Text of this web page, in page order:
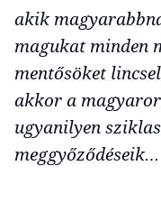
akik
magukat minden
mentősöket
akkor a
ugyanilyen
meggyőződéseik…